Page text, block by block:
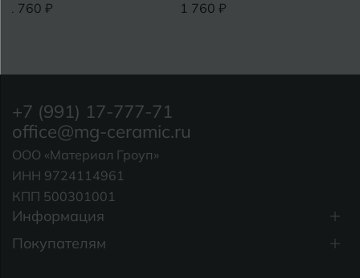
Информация
Покупателям
+7 (991) 17-777-71
office@mg-ceramic.ru
ООО «Материал Гроуп»
ИНН 9724114961
КПП 500301001